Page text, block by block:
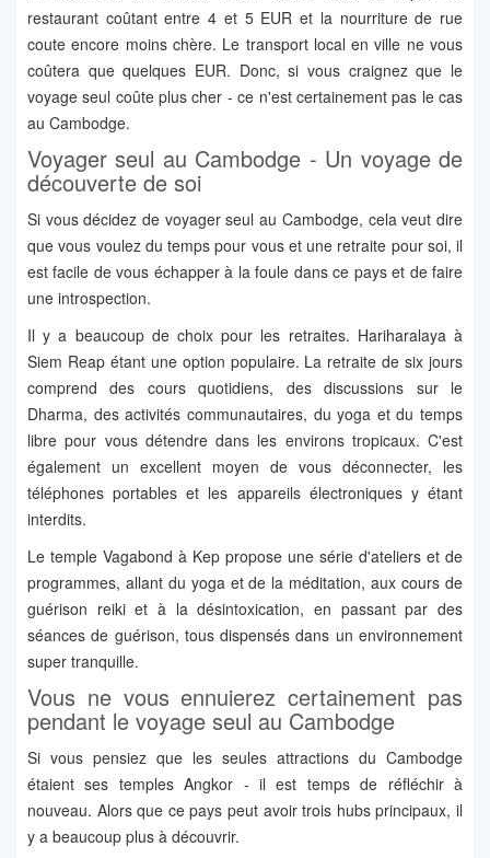
restaurant coûtant entre 4 et 5 EUR et la nourriture de rue
coute encore moins chère. Le transport local en ville ne vous
coûtera que quelques EUR. Donc, si vous craignez que le
voyage seul coûte plus cher - ce n'est certainement pas le cas
au Cambodge.
Voyager seul au Cambodge - Un voyage de
découverte de soi
Si vous décidez de voyager seul au Cambodge, cela veut dire
que vous voulez du temps pour vous et une retraite pour soi, il
est facile de vous échapper à la foule dans ce pays et de faire
une introspection.
Il y a beaucoup de choix pour les retraites. Hariharalaya à
Siem Reap étant une option populaire. La retraite de six jours
comprend des cours quotidiens, des discussions sur le
Dharma, des activités communautaires, du yoga et du temps
libre pour vous détendre dans les environs tropicaux. C'est
également un excellent moyen de vous déconnecter, les
téléphones portables et les appareils électroniques y étant
interdits.
Le temple Vagabond à Kep propose une série d'ateliers et de
programmes, allant du yoga et de la méditation, aux cours de
guérison reiki et à la désintoxication, en passant par des
séances de guérison, tous dispensés dans un environnement
super tranquille.
Vous ne vous ennuierez certainement pas
pendant le voyage seul au Cambodge
Si vous pensiez que les seules attractions du Cambodge
étaient ses temples Angkor - il est temps de réfléchir à
nouveau. Alors que ce pays peut avoir trois hubs principaux, il
y a beaucoup plus à découvrir.